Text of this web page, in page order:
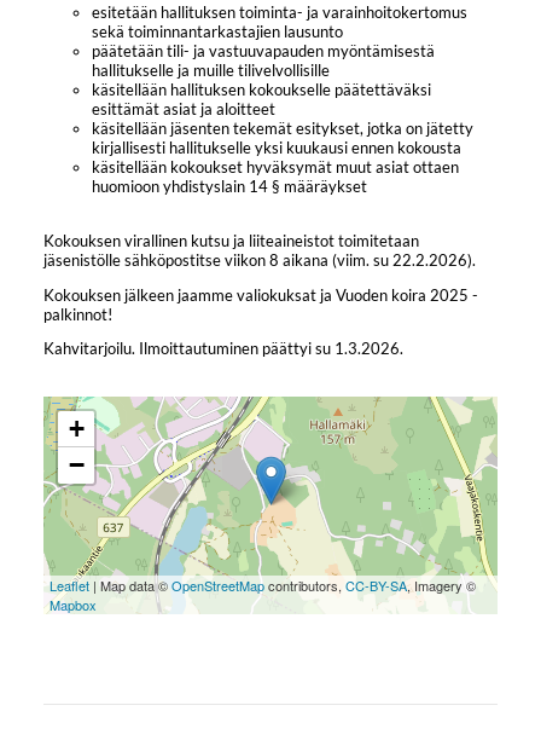
esitetään hallituksen toiminta- ja varainhoitokertomus
sekä toiminnantarkastajien lausunto
päätetään tili- ja vastuuvapauden myöntämisestä
hallitukselle ja muille tilivelvollisille
käsitellään hallituksen kokoukselle päätettäväksi
esittämät asiat ja aloitteet
käsitellään jäsenten tekemät esitykset, jotka on jätetty
kirjallisesti hallitukselle yksi kuukausi ennen kokousta
käsitellään kokoukset hyväksymät muut asiat ottaen
huomioon yhdistyslain 14 § määräykset
Kokouksen virallinen kutsu ja liiteaineistot toimitetaan
jäsenistölle sähköpostitse viikon 8 aikana (viim. su 22.2.2026).
Kokouksen jälkeen jaamme valiokuksat ja Vuoden koira 2025 -
palkinnot!
Kahvitarjoilu. Ilmoittautuminen päättyi su 1.3.2026.
+
−
Leaflet| Map data ©OpenStreetMapcontributors, CC-BY-SA, Imagery ©
Mapbox